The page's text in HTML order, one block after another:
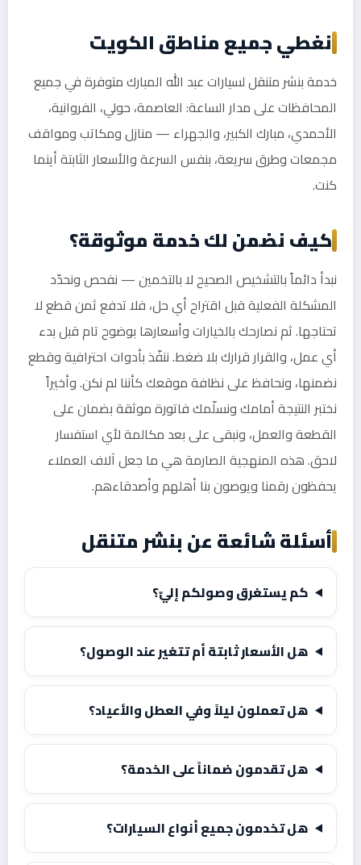
نغطي جميع مناطق الكويت
خدمة بنشر متنقل لسيارات عبد الله المبارك متوفرة في جميع
المحافظات على مدار الساعة: العاصمة، حولي، الفروانية،
الأحمدي، مبارك الكبير، والجهراء — منازل ومكاتب ومواقف
مجمعات وطرق سريعة، بنفس السرعة والأسعار الثابتة أينما
كنت.
كيف نضمن لك خدمة موثوقة؟
نبدأ دائماً بالتشخيص الصحيح لا بالتخمين — نفحص ونحدّد
المشكلة الفعلية قبل اقتراح أي حل، فلا تدفع ثمن قطع لا
تحتاجها. ثم نصارحك بالخيارات وأسعارها بوضوح تام قبل بدء
أي عمل، والقرار قرارك بلا ضغط. ننفّذ بأدوات احترافية وقطع
نضمنها، ونحافظ على نظافة موقعك كأننا لم نكن. وأخيراً
نختبر النتيجة أمامك ونسلّمك فاتورة موثقة بضمان على
القطعة والعمل، ونبقى على بعد مكالمة لأي استفسار
لاحق. هذه المنهجية الصارمة هي ما جعل آلاف العملاء
يحفظون رقمنا ويوصون بنا أهلهم وأصدقاءهم.
أسئلة شائعة عن بنشر متنقل
كم يستغرق وصولكم إليّ؟
هل الأسعار ثابتة أم تتغير عند الوصول؟
هل تعملون ليلاً وفي العطل والأعياد؟
هل تقدمون ضماناً على الخدمة؟
هل تخدمون جميع أنواع السيارات؟